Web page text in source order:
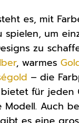
es, mit
spielen, um
zu
, warmes
– die
für jeden
Modell. Auch